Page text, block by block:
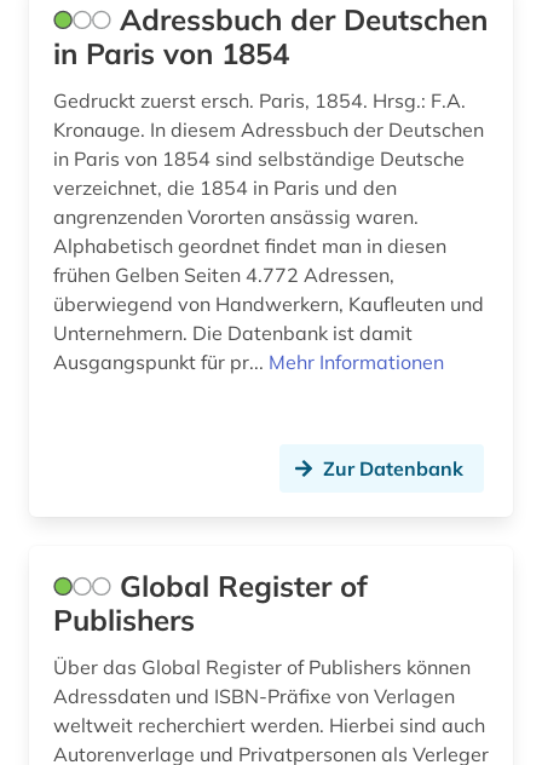
internet (1)
irland (1)
isbn (1)
journalismus (3)
kernenergie (1)
kernenergiewirtschaft (1)
klein- und mittelbetrieb (1)
kunst (6)
kurator (1)
kurort (1)
Adressbuch der Deutschen
in Paris von 1854
Gedruckt zuerst ersch. Paris, 1854. Hrsg.: F.A.
Kronauge. In diesem Adressbuch der Deutschen
in Paris von 1854 sind selbständige Deutsche
verzeichnet, die 1854 in Paris und den
angrenzenden Vororten ansässig waren.
Alphabetisch geordnet findet man in diesen
frühen Gelben Seiten 4.772 Adressen,
überwiegend von Handwerkern, Kaufleuten und
Unternehmern. Die Datenbank ist damit
Ausgangspunkt für pr... Mehr Informationen
Zur Datenbank
Global Register of
Publishers
Über das Global Register of Publishers können
Adressdaten und ISBN-Präfixe von Verlagen
weltweit recherchiert werden. Hierbei sind auch
Autorenverlage und Privatpersonen als Verleger